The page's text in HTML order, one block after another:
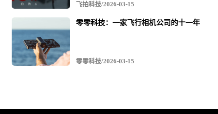
飞拍科技/2026-03-15
零零科技：一家飞行相机公司的十一年
零零科技/2026-03-15